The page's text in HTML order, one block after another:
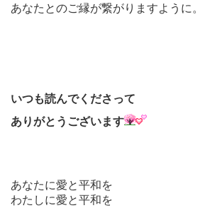
あなたとのご縁が繋がりますように。
いつも読んでくださって
ありがとうございます
あなたに愛と平和を
わたしに愛と平和を